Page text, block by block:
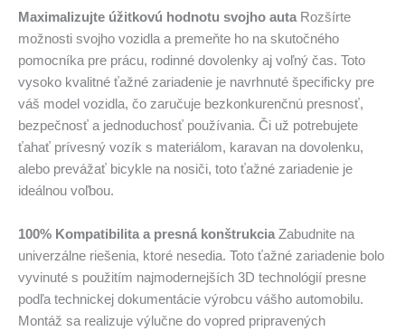
Maximalizujte úžitkovú hodnotu svojho autaRozšírte
možnosti svojho vozidla a premeňte ho na skutočného
pomocníka pre prácu, rodinné dovolenky aj voľný čas. Toto
vysoko kvalitné ťažné zariadenie je navrhnuté špecificky pre
váš model vozidla, čo zaručuje bezkonkurenčnú presnosť,
bezpečnosť a jednoduchosť používania. Či už potrebujete
ťahať prívesný vozík s materiálom, karavan na dovolenku,
alebo prevážať bicykle na nosiči, toto ťažné zariadenie je
ideálnou voľbou.
100% Kompatibilita a presná konštrukcia Zabudnite na
univerzálne riešenia, ktoré nesedia. Toto ťažné zariadenie bolo
vyvinuté s použitím najmodernejších 3D technológií presne
podľa technickej dokumentácie výrobcu vášho automobilu.
Montáž sa realizuje výlučne do vopred pripravených